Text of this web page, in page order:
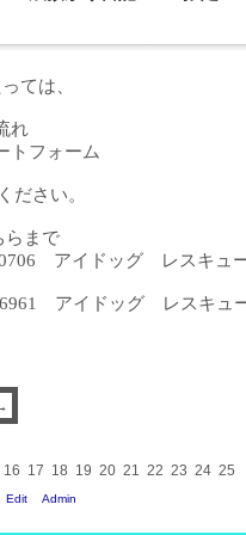
ては、
れ
トフォーム
ださい。
らまで
アイドッグ レスキュ
アイドッグ レスキュ
16 17 18 19 20 21 22 23 24 25
Edit Admin